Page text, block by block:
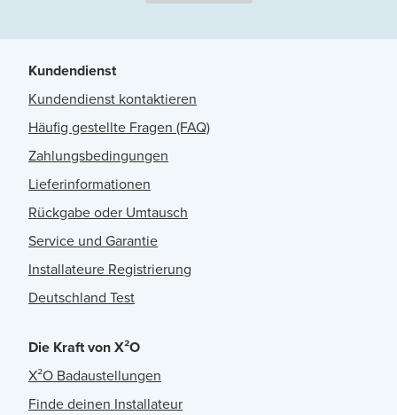
Kundendienst
Kundendienst kontaktieren
Häufig gestellte Fragen (FAQ)
Zahlungsbedingungen
Lieferinformationen
Rückgabe oder Umtausch
Service und Garantie
Installateure Registrierung
Deutschland Test
Die Kraft von X²O
X²O Badaustellungen
Finde deinen Installateur